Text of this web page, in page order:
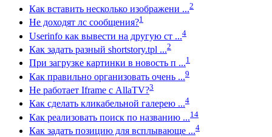
Как вставить несколько изображени ...2
Не доходят лс сообщения?1
Userinfo как вывести на другую ст ...4
Как задать разный shortstory.tpl ...2
При загрузке картинки в новость п ...1
Как правильно организовать очень ...9
Не работает Iframe с AllaTV?3
Как сделать кликабельной галерею ...4
Как реализовать поиск по названию ...14
Как задать позицию для всплывающе ...4